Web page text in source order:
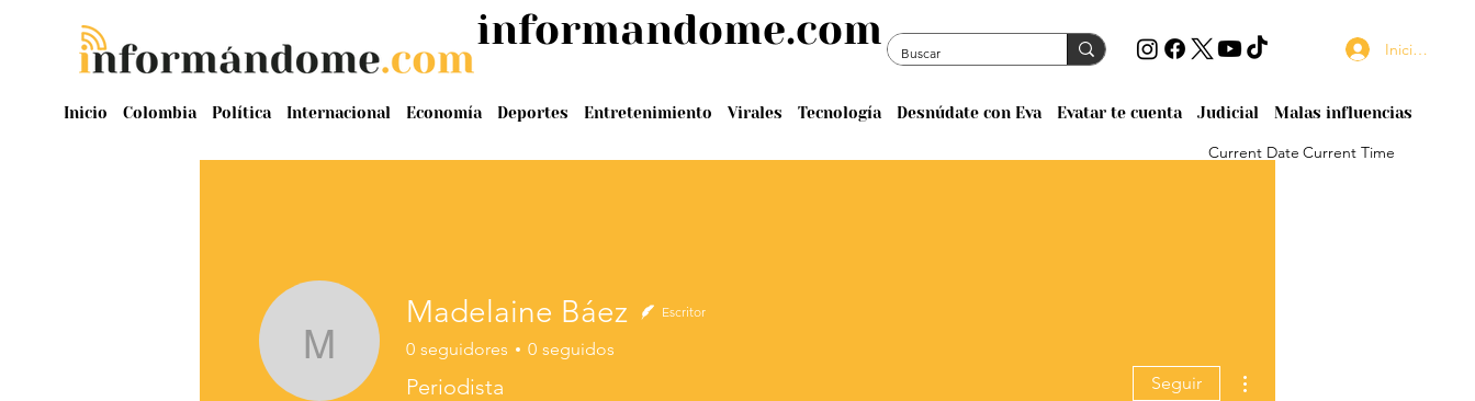
Inicio Colombia Política Internacional Economía Deportes Entretenimiento Virales Tecnología Desnúdate con Eva Evatar te cuenta Judicial Malas influencias
Iniciar sesión
Current Date Current Time
informandome.com
Madelaine Báez
Madelaine Báez Escritor
0 seguidores 0 seguidos
Periodista Seguir